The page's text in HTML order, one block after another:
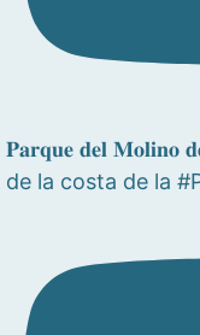
𝐏𝐚𝐫𝐪𝐮𝐞 𝐝𝐞𝐥
de la costa de la